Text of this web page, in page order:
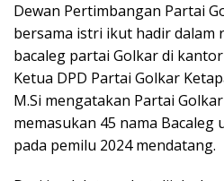
Dewan Pertimbangan Partai
bersama istri ikut hadir dalam
bacaleg partai Golkar di
Ketua DPD Partai Golkar
M.Si mengatakan Partai
memasukan 45 nama
pada pemilu 2024 mendatang.